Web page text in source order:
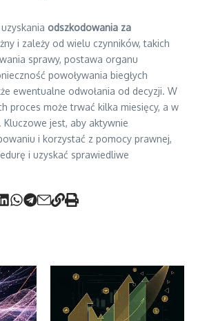
odszkodowania za
i zależy od wielu czynników, takich
sprawy, postawa organu
powoływania biegłych
ewentualne odwołania od decyzji. W
proces może trwać kilka miesięcy, a w
jest, aby aktywnie
i korzystać z pomocy prawnej,
i uzyskać sprawiedliwe